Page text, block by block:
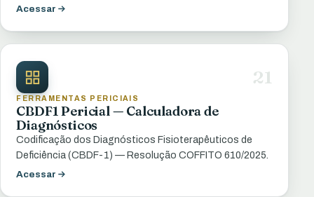
Acessar
21
FERRAMENTAS PERICIAIS
CBDF1 Pericial — Calculadora de
Diagnósticos
Codificação dos Diagnósticos Fisioterapêuticos de
Deficiência (CBDF-1) — Resolução COFFITO 610/2025.
Acessar